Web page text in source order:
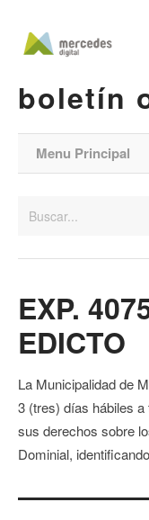
boletín
Menu Principal
EXP.
EDICTO
La Municipalidad de
3 (tres) días hábiles
sus derechos sobre
Dominial,